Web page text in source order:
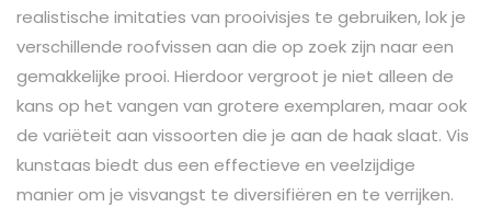
realistische imitaties van prooivisjes te gebruiken, lok je
verschillende roofvissen aan die op zoek zijn naar een
gemakkelijke prooi. Hierdoor vergroot je niet alleen de
kans op het vangen van grotere exemplaren, maar ook
de variëteit aan vissoorten die je aan de haak slaat. Vis
kunstaas biedt dus een effectieve en veelzijdige
manier om je visvangst te diversifiëren en te verrijken.